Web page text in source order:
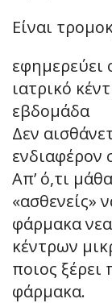
Είναι
εφημερεύει
ιατρικό
εβδομάδα
Δεν
ενδιαφέρον
Απ’ ό,τι
«ασθενείς»
φάρμακα
κέντρων
ποιος
φάρμακα.